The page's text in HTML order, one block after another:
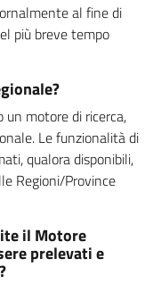
al fine di
più breve tempo
un motore di ricerca,
Le funzionalità di
qualora disponibili,
Regioni/Province
il Motore
prelevati e